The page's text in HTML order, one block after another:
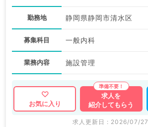
勤務地 静岡県静岡市清水区
募集科目 一般内科
業務内容 施設管理
お気に入り
求人を
紹介してもらう
求人更新日 : 2026/07/27